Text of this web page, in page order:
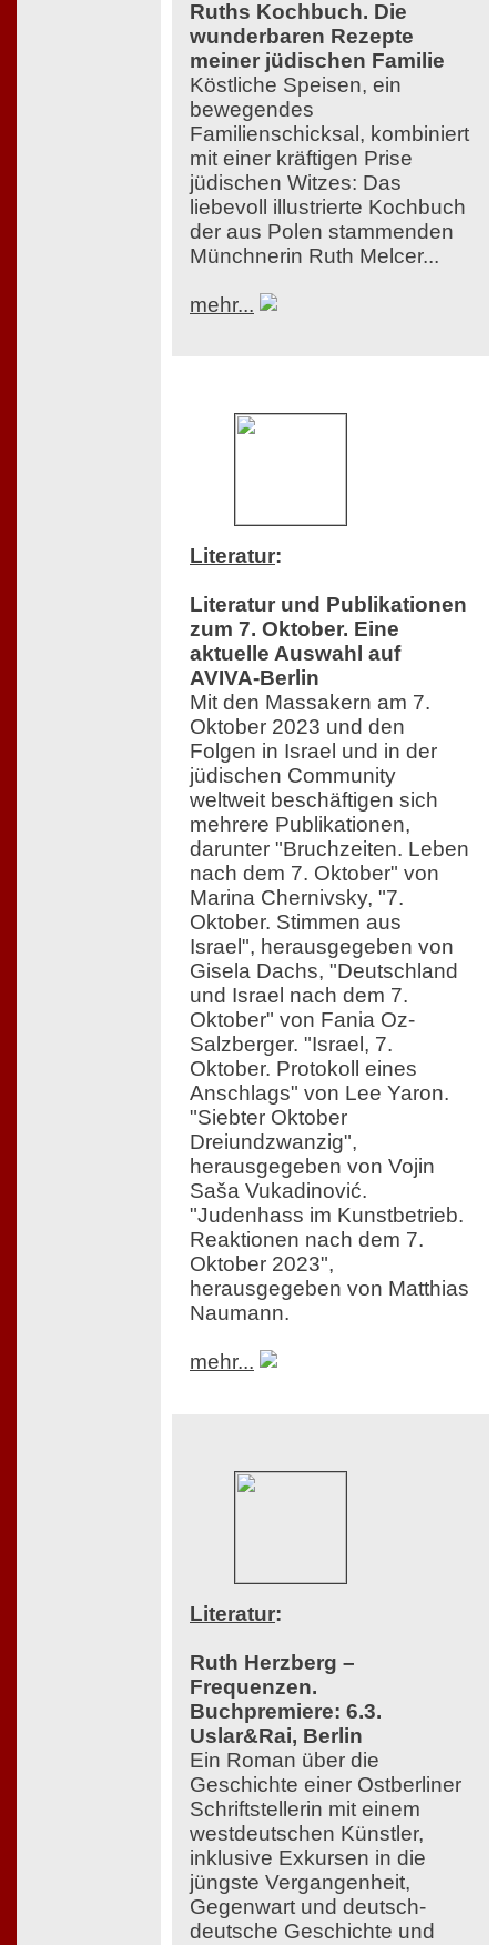
Ruths Kochbuch. Die
wunderbaren Rezepte
meiner jüdischen Familie
Köstliche Speisen, ein
bewegendes
Familienschicksal, kombiniert
mit einer kräftigen Prise
jüdischen Witzes: Das
liebevoll illustrierte Kochbuch
der aus Polen stammenden
Münchnerin Ruth Melcer...
mehr...
Literatur:
Literatur und Publikationen
zum 7. Oktober. Eine
aktuelle Auswahl auf
AVIVA-Berlin
Mit den Massakern am 7.
Oktober 2023 und den
Folgen in Israel und in der
jüdischen Community
weltweit beschäftigen sich
mehrere Publikationen,
darunter "Bruchzeiten. Leben
nach dem 7. Oktober" von
Marina Chernivsky, "7.
Oktober. Stimmen aus
Israel", herausgegeben von
Gisela Dachs, "Deutschland
und Israel nach dem 7.
Oktober" von Fania Oz-
Salzberger. "Israel, 7.
Oktober. Protokoll eines
Anschlags" von Lee Yaron.
"Siebter Oktober
Dreiundzwanzig",
herausgegeben von Vojin
Saša Vukadinović.
"Judenhass im Kunstbetrieb.
Reaktionen nach dem 7.
Oktober 2023",
herausgegeben von Matthias
Naumann.
mehr...
Literatur:
Ruth Herzberg –
Frequenzen.
Buchpremiere: 6.3.
Uslar&Rai, Berlin
Ein Roman über die
Geschichte einer Ostberliner
Schriftstellerin mit einem
westdeutschen Künstler,
inklusive Exkursen in die
jüngste Vergangenheit,
Gegenwart und deutsch-
deutsche Geschichte und